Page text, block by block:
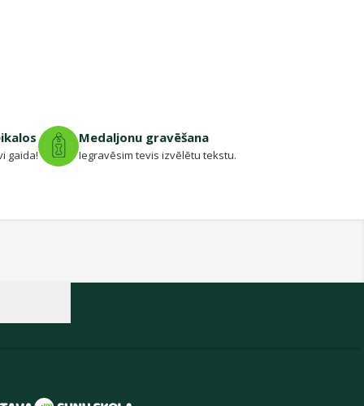
gaida!
Medaljonu gravēšana
Iegravēsim tevis izvēlētu tekstu.